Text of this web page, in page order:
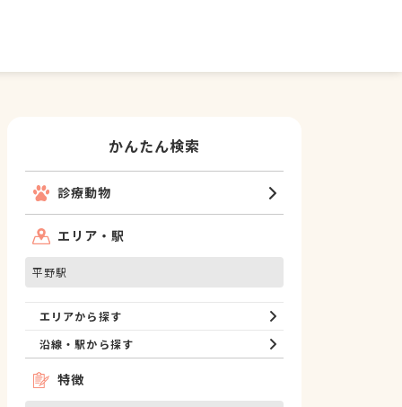
かんたん検索
診療動物
エリア・駅
平野駅
エリアから探す
沿線・駅から探す
特徴